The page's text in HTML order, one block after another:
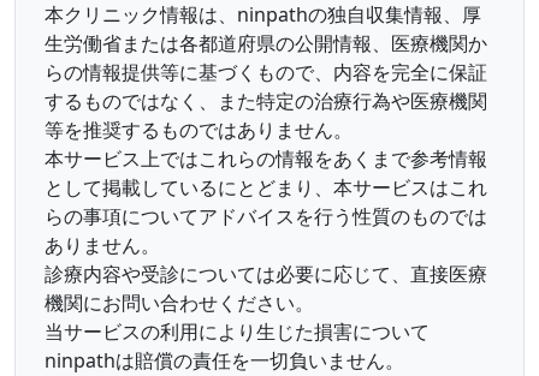
本クリニック情報は、ninpathの独自収集情報、厚
生労働省または各都道府県の公開情報、医療機関か
らの情報提供等に基づくもので、内容を完全に保証
するものではなく、また特定の治療行為や医療機関
等を推奨するものではありません。
本サービス上ではこれらの情報をあくまで参考情報
として掲載しているにとどまり、本サービスはこれ
らの事項についてアドバイスを行う性質のものでは
ありません。
診療内容や受診については必要に応じて、直接医療
機関にお問い合わせください。
当サービスの利用により生じた損害について
ninpathは賠償の責任を一切負いません。